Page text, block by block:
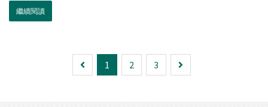
繼續閱讀
1 2 3